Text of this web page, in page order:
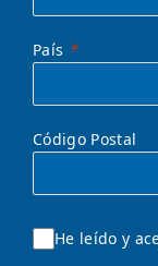
País
Código Postal
He leído y